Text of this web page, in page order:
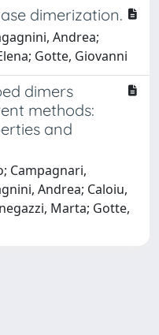
dimerization.
Andrea;
Gotte, Giovanni
dimers
methods:
and
Campagnari,
Andrea; Caloiu,
Marta; Gotte,